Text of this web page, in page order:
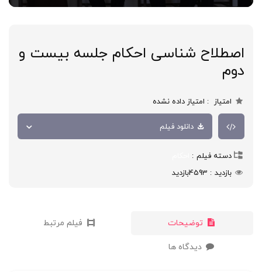
اصطلاح شناسی احکام جلسه بیست و
دوم
امتیاز امتیاز داده نشده
دانلود فیلم
دسته فیلم
بازدید
4593بازدید
توضیحات فیلم مرتبط
دیدگاه ها